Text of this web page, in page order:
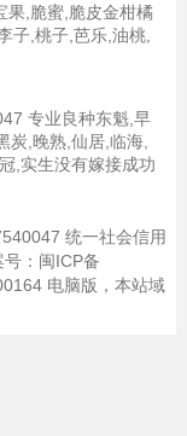
果,脆蜜,脆皮金柑橘
子,桃子,芭乐,油桃,
专业良种东魁,早
炭,晚熟,仙居,临海,
,实生没有嫁接成功
统一社会信用
： 闽ICP备
电脑版 ，本站域